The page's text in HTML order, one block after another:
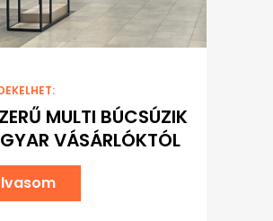
MULTI BÚCSÚZIK
VÁSÁRLÓKTÓL